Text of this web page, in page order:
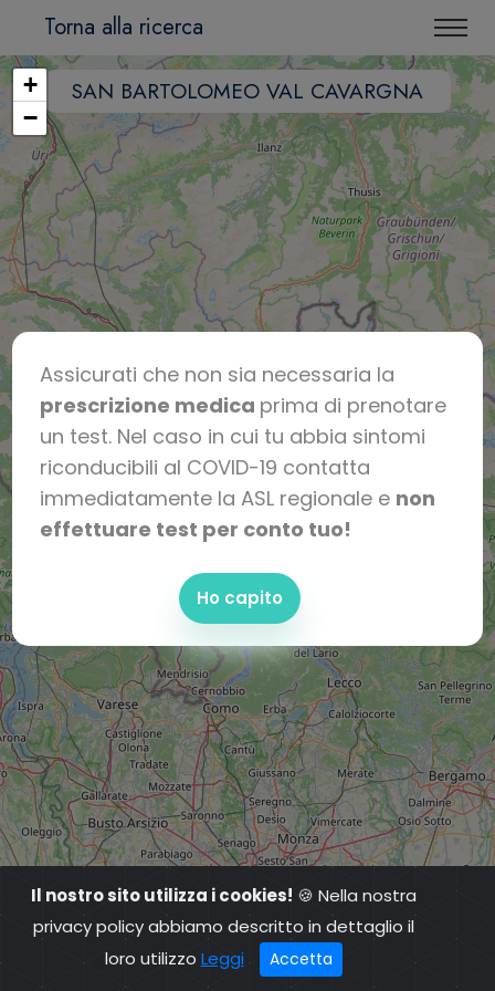
Assicurati che non sia necessaria la
prescrizione medica prima di prenotare
un test. Nel caso in cui tu abbia sintomi
riconducibili al COVID-19 contatta
immediatamente la ASL regionale e non
effettuare test per conto tuo!
Ho capito
Torna alla ricerca
SAN BARTOLOMEO VAL CAVARGNA
+
−
Il nostro sito utilizza i cookies! 🍪 Nella nostra
privacy policy abbiamo descritto in dettaglio il
loro utilizzo Leggi Accetta